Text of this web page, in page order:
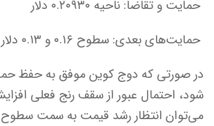
حمایت و تقاضا: ناحیه ۰.۲۰۹۳۰ دلار
حمایت‌های بعدی: سطوح ۰.۱۶ و ۰.۱۳ دلار
شود، احتمال عبور از سقف رنج فعلی
می‌توان انتظار رشد قیمت به سمت سطوح